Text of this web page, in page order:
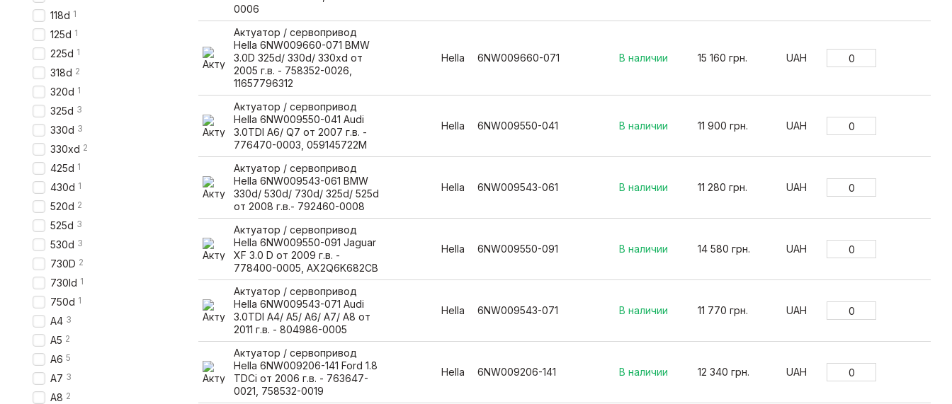
0006
Актуатор / сервопривод
Hella 6NW009660-071 BMW
3.0D 325d/ 330d/ 330xd от
2005 г.в. - 758352-0026,
11657796312
Hella 6NW009660-071 В наличии 15 160 грн. UAH
Актуатор / сервопривод
Hella 6NW009550-041 Audi
3.0TDI A6/ Q7 от 2007 г.в. -
776470-0003, 059145722M
Hella 6NW009550-041 В наличии 11 900 грн. UAH
Актуатор / сервопривод
Hella 6NW009543-061 BMW
330d/ 530d/ 730d/ 325d/ 525d
от 2008 г.в.- 792460-0008
Hella 6NW009543-061 В наличии 11 280 грн. UAH
Актуатор / сервопривод
Hella 6NW009550-091 Jaguar
XF 3.0 D от 2009 г.в. -
778400-0005, AX2Q6K682CB
Hella 6NW009550-091 В наличии 14 580 грн. UAH
Актуатор / сервопривод
Hella 6NW009543-071 Audi
3.0TDI A4/ A5/ A6/ A7/ A8 от
2011 г.в. - 804986-0005
Hella 6NW009543-071 В наличии 11 770 грн. UAH
Актуатор / сервопривод
Hella 6NW009206-141 Ford 1.8
TDCi от 2006 г.в. - 763647-
0021, 758532-0019
Hella 6NW009206-141 В наличии 12 340 грн. UAH
118d 1
125d 1
225d 1
318d 2
320d 1
325d 3
330d 3
330xd 2
425d 1
430d 1
520d 2
525d 3
530d 3
730D 2
730ld 1
750d 1
A4 3
A5 2
A6 5
A7 3
A8 2